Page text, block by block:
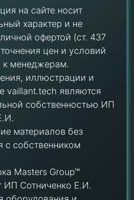
на сайте носит
характер и не
офертой (ст. 437
цен и условий
к менеджерам.
иллюстрации и
vaillant.tech являются
собственностью ИП
материалов без
с собственником
Masters Group™
ИП Сотниченко Е.И.